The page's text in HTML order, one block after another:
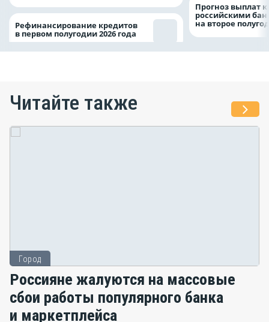
Рефинансирование кредитов
в первом полугодии 2026 года
Прогноз выплат
российскими
на второе
Читайте также
Город
Россияне жалуются на массовые
сбои работы популярного банка
и маркетплейса